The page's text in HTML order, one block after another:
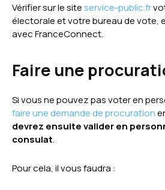
Vérifier sur le siteservice-public.fr
électorale et votre bureau de vote,
avec FranceConnect.
Faire une
Si vous ne pouvez pas voter en
faire une demande de procuration
devrez ensuite valider en
consulat.
Pour cela, il vous faudra :